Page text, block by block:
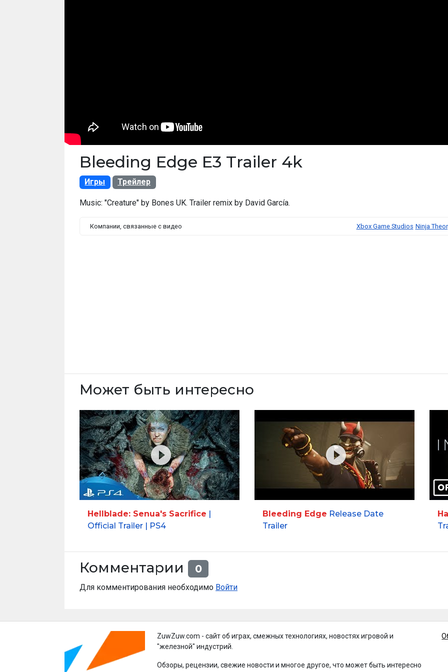
Bleeding Edge E3 Trailer 4k
Игры Трейлер
Music: "Creature" by Bones UK. Trailer remix by David García.
Компании, связанные с видео Xbox Game Studios Ninja
Может быть интересно
Hellblade: Senua's Sacrifice |
Official Trailer | PS4
Bleeding Edge Release Date
Trailer
Комментарии 0
Для комментирования необходимо Войти
ZuwZuw.com - сайт об играх, смежных технологиях, новостях игровой и
"железной" индустрий.
Обзоры, рецензии, свежие новости и многое другое, что может быть интересно